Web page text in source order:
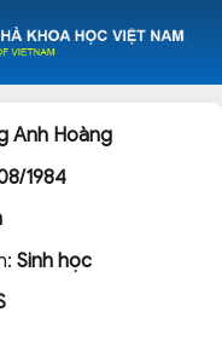
Anh Hoàng
1984
Sinh học